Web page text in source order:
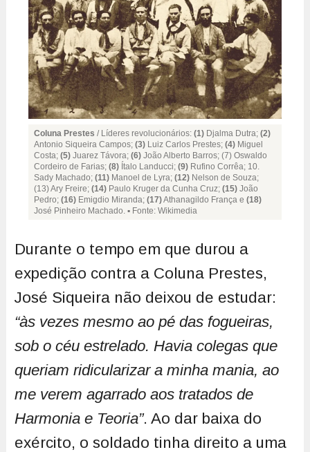
Coluna Prestes / Líderes revolucionários:(1) Djalma Dutra;(2)
Antonio Siqueira Campos;(3) Luiz Carlos Prestes;(4) Miguel
Costa;(5) Juarez Távora;(6) João Alberto Barros; (7) Oswaldo
Cordeiro de Farias;(8) Ítalo Landucci;(9) Rufino Corrêa; 10.
Sady Machado;(11) Manoel de Lyra;(12) Nelson de Souza;
(13) Ary Freire;(14) Paulo Kruger da Cunha Cruz;(15) João
Pedro;(16) Emigdio Miranda;(17)Athanagildo França e(18)
José Pinheiro Machado. ▪ Fonte: Wikimedia
Durante o tempo em que durou a
expedição contra a Coluna Prestes,
José Siqueira não deixou de estudar:
“às vezes mesmo ao pé das fogueiras,
sob o céu estrelado. Havia colegas que
queriam ridicularizar a minha mania, ao
me verem agarrado aos tratados de
Harmonia e Teoria”. Ao dar baixa do
exército, o soldado tinha direito a uma